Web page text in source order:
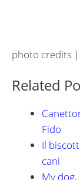
photo credits
Related
Fido
Il
cani
My